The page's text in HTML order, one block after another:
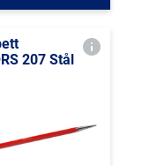
207 Stål